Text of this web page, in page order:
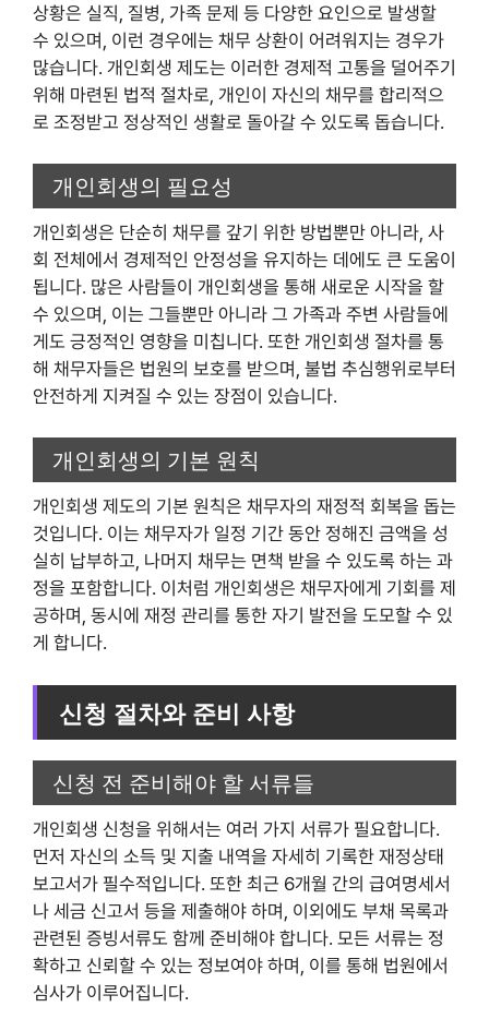
상황은 실직, 질병, 가족 문제 등 다양한 요인으로 발생할
수 있으며, 이런 경우에는 채무 상환이 어려워지는 경우가
많습니다. 개인회생 제도는 이러한 경제적 고통을 덜어주기
위해 마련된 법적 절차로, 개인이 자신의 채무를 합리적으
로 조정받고 정상적인 생활로 돌아갈 수 있도록 돕습니다.
개인회생의 필요성
개인회생은 단순히 채무를 갚기 위한 방법뿐만 아니라, 사
회 전체에서 경제적인 안정성을 유지하는 데에도 큰 도움이
됩니다. 많은 사람들이 개인회생을 통해 새로운 시작을 할
수 있으며, 이는 그들뿐만 아니라 그 가족과 주변 사람들에
게도 긍정적인 영향을 미칩니다. 또한 개인회생 절차를 통
해 채무자들은 법원의 보호를 받으며, 불법 추심행위로부터
안전하게 지켜질 수 있는 장점이 있습니다.
개인회생의 기본 원칙
개인회생 제도의 기본 원칙은 채무자의 재정적 회복을 돕는
것입니다. 이는 채무자가 일정 기간 동안 정해진 금액을 성
실히 납부하고, 나머지 채무는 면책 받을 수 있도록 하는 과
정을 포함합니다. 이처럼 개인회생은 채무자에게 기회를 제
공하며, 동시에 재정 관리를 통한 자기 발전을 도모할 수 있
게 합니다.
신청 절차와 준비 사항
신청 전 준비해야 할 서류들
개인회생 신청을 위해서는 여러 가지 서류가 필요합니다.
먼저 자신의 소득 및 지출 내역을 자세히 기록한 재정상태
보고서가 필수적입니다. 또한 최근 6개월 간의 급여명세서
나 세금 신고서 등을 제출해야 하며, 이외에도 부채 목록과
관련된 증빙서류도 함께 준비해야 합니다. 모든 서류는 정
확하고 신뢰할 수 있는 정보여야 하며, 이를 통해 법원에서
심사가 이루어집니다.